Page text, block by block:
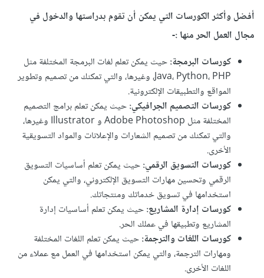
أفضل وأكثر الكورسات التي يمكن أن تقوم بدراستها والدخول في
مجال العمل الحر منها :-
كورسات البرمجة:حيث يمكن تعلم لغات البرمجة المختلفة مثل
Java، Python، PHP، وغيرها، والتي تمكنك من تصميم وتطوير
المواقع والتطبيقات الإلكترونية.
كورسات التصميم الجرافيكي:حيث يمكن تعلم برامج التصميم
المختلفة مثل Adobe Photoshop و Illustrator وغيرها،
والتي تمكنك من تصميم الشعارات والإعلانات والمواد التسويقية
الأخرى.
كورسات التسويق الرقمي:حيث يمكن تعلم أساسيات التسويق
الرقمي وتحسين مهارات التسويق الإلكتروني، والتي يمكن
استخدامها في تسويق خدماتك ومنتجاتك.
كورسات إدارة المشاريع:حيث يمكن تعلم أساسيات إدارة
المشاريع وتطبيقها في عملك الحر.
كورسات اللغات والترجمة:حيث يمكن تعلم اللغات المختلفة
ومهارات الترجمة، والتي يمكن استخدامها في العمل مع عملاء من
اللغات الأخرى.